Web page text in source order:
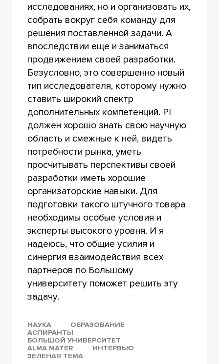
исследованиях, но и организовать их,
собрать вокруг себя команду для
решения поставленной задачи. А
впоследствии еще и заниматься
продвижением своей разработки.
Безусловно, это совершенно новый
тип исследователя, которому нужно
ставить широкий спектр
дополнительных компетенций. PI
должен хорошо знать свою научную
область и смежные к ней, видеть
потребности рынка, уметь
просчитывать перспективы своей
разработки иметь хорошие
организаторские навыки. Для
подготовки такого штучного товара
необходимы особые условия и
эксперты высокого уровня. И я
надеюсь, что общие усилия и
синергия взаимодействия всех
партнеров по Большому
университету поможет решить эту
задачу.
НАУКА
ОБРАЗОВАНИЕ
АСПИРАНТЫ
БОЛЬШОЙ УНИВЕРСИТЕТ
ALMA MATER
ИНТЕРВЬЮ
ЗЕЛЕНАЯ ТЕМА